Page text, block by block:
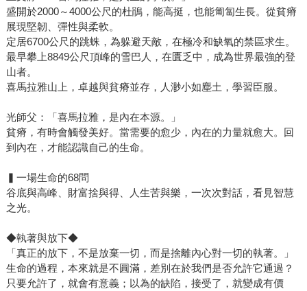
盛開於2000～4000公尺的杜鵑，能高挺，也能匍匐生長。從貧瘠
展現堅韌、彈性與柔軟。
定居6700公尺的跳蛛，為躲避天敵，在極冷和缺氧的禁區求生。
最早攀上8849公尺頂峰的雪巴人，在匱乏中，成為世界最強的登
山者。
喜馬拉雅山上，卓越與貧瘠並存，人渺小如塵土，學習臣服。
光師父：「喜馬拉雅，是內在本源。」
貧瘠，有時會觸發美好。當需要的愈少，內在的力量就愈大。回
到內在，才能認識自己的生命。
▍一場生命的68問
谷底與高峰、財富捨與得、人生苦與樂，一次次對話，看見智慧
之光。
◆執著與放下◆
「真正的放下，不是放棄一切，而是捨離內心對一切的執著。」
生命的過程，本來就是不圓滿，差別在於我們是否允許它通過？
只要允許了，就會有意義；以為的缺陷，接受了，就變成有價